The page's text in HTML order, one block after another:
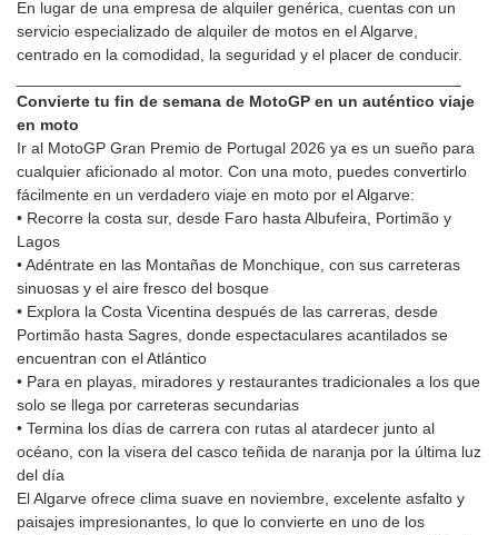
En lugar de una empresa de alquiler genérica, cuentas con un
servicio especializado de alquiler de motos en el Algarve,
centrado en la comodidad, la seguridad y el placer de conducir.
Convierte tu fin de semana de MotoGP en un auténtico viaje
en moto
Ir al MotoGP Gran Premio de Portugal 2026 ya es un sueño para
cualquier aficionado al motor. Con una moto, puedes convertirlo
fácilmente en un verdadero viaje en moto por el Algarve:
• Recorre la costa sur, desde Faro hasta Albufeira, Portimão y
Lagos
• Adéntrate en las Montañas de Monchique, con sus carreteras
sinuosas y el aire fresco del bosque
• Explora la Costa Vicentina después de las carreras, desde
Portimão hasta Sagres, donde espectaculares acantilados se
encuentran con el Atlántico
• Para en playas, miradores y restaurantes tradicionales a los que
solo se llega por carreteras secundarias
• Termina los días de carrera con rutas al atardecer junto al
océano, con la visera del casco teñida de naranja por la última luz
del día
El Algarve ofrece clima suave en noviembre, excelente asfalto y
paisajes impresionantes, lo que lo convierte en uno de los